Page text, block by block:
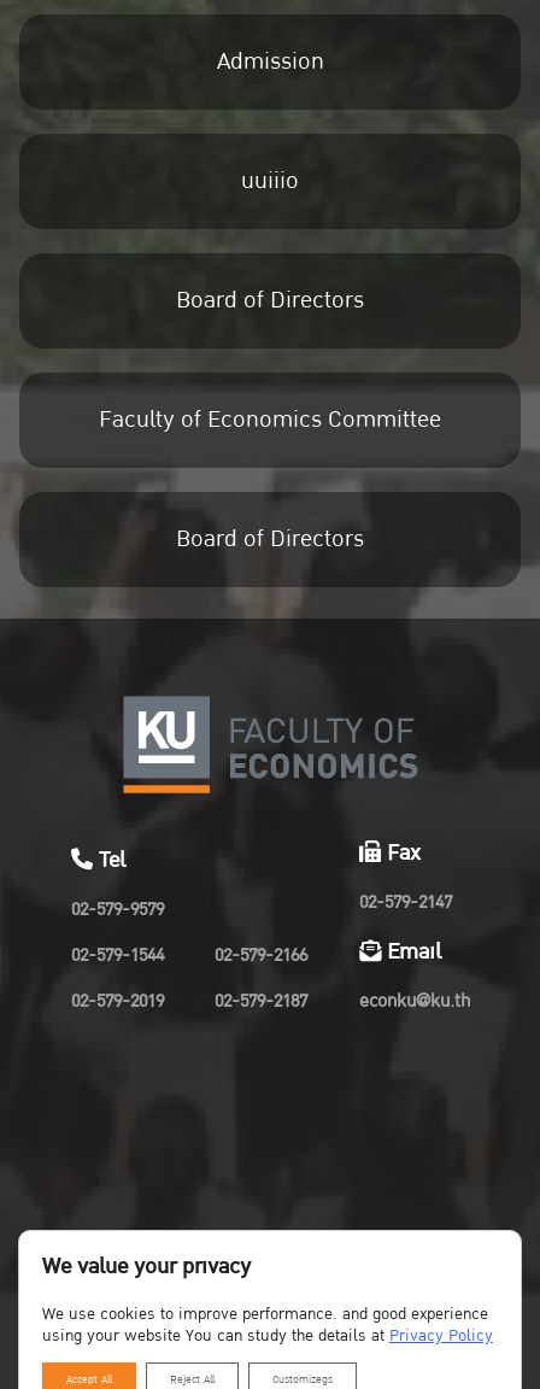
Admission
uuiiio
Board of Directors
Faculty of Economics Committee
Board of Directors
Tel
02-579-9579
02-579-1544
02-579-2019
02-579-2166
02-579-2187
Fax
02-579-2147
Email
econku@ku.th
We value your privacy
We use cookies to improve performance. and good experience
using your website You can study the details atPrivacy Policy
Accept All Reject All Customizegs